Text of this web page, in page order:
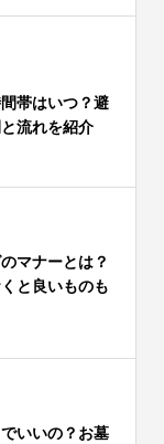
帯はいつ？避
流れを紹介
マナーとは？
と良いものも
いいの？お墓